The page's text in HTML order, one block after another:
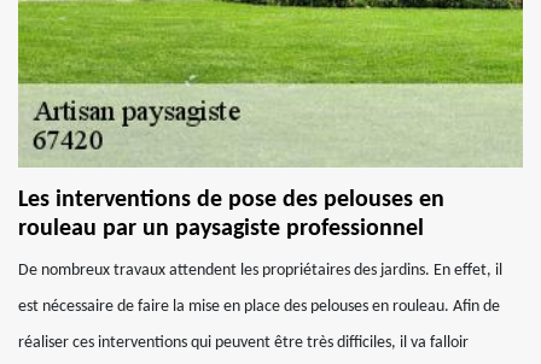
Les interventions de pose des pelouses en
rouleau par un paysagiste professionnel
De nombreux travaux attendent les propriétaires des jardins. En effet, il
est nécessaire de faire la mise en place des pelouses en rouleau. Afin de
réaliser ces interventions qui peuvent être très difficiles, il va falloir